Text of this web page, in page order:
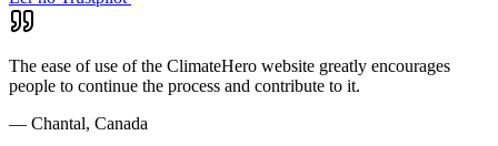
The ease of use of the ClimateHero website greatly encourages
people to continue the process and contribute to it.
— Chantal, Canada